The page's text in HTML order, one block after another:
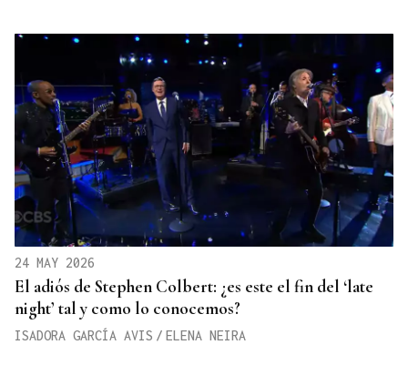
24 MAY 2026
El adiós de Stephen Colbert: ¿es este el fin del ‘late
night’ tal y como lo conocemos?
ISADORA GARCÍA AVIS / ELENA NEIRA